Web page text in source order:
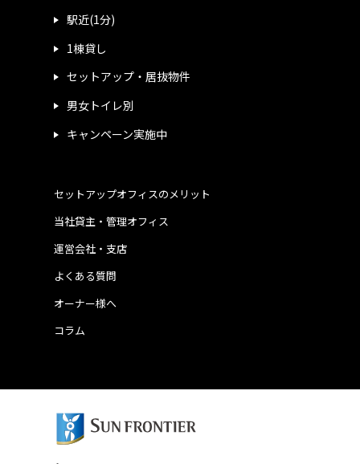
駅近(1分)
1棟貸し
セットアップ・居抜物件
男女トイレ別
キャンペーン実施中
運営会社・支店
よくある質問
当社貸主・管理オフィス
オーナー様へ
コラム
セットアップオフィスのメリット